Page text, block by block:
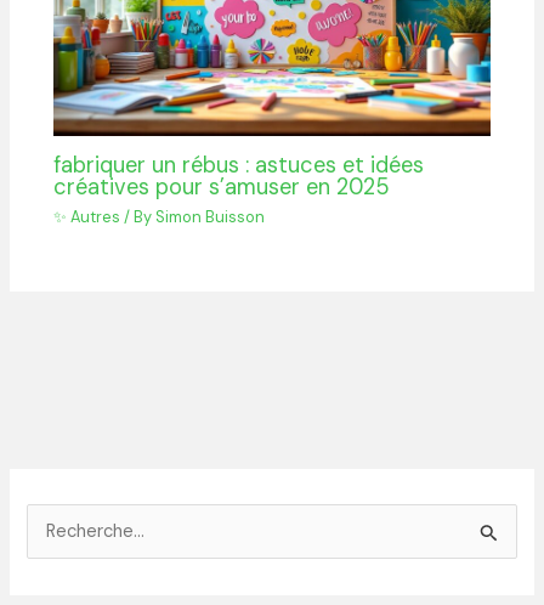
fabriquer un rébus : astuces et idées
créatives pour s’amuser en 2025
✨ Autres / By Simon Buisson